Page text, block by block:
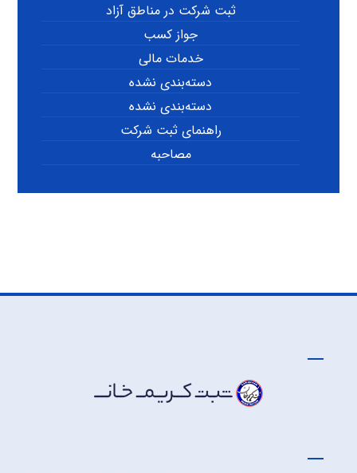
ثبت شرکت در مناطق آزاد
جواز کسب
خدمات مالی
دسته‌بندی نشده
دسته‌بندی نشده
راهنمای ثبت شرکت
مصاحبه